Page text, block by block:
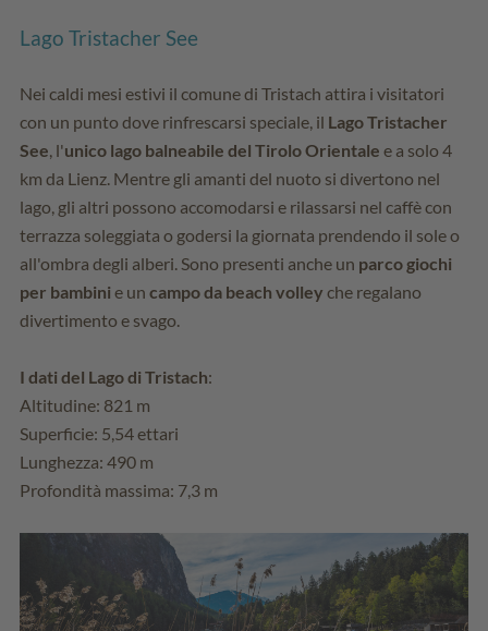
Lago Tristacher See
Nei caldi mesi estivi il comune di Tristach attira i visitatori
con un punto dove rinfrescarsi speciale, il Lago Tristacher
See , l'unico lago balneabile del Tirolo Orientale e a solo 4
km da Lienz. Mentre gli amanti del nuoto si divertono nel
lago, gli altri possono accomodarsi e rilassarsi nel caffè con
terrazza soleggiata o godersi la giornata prendendo il sole o
all'ombra degli alberi. Sono presenti anche un parco giochi
per bambini e un campo da beach volley che regalano
divertimento e svago.
I dati del Lago di Tristach:
Altitudine: 821 m
Superficie: 5,54 ettari
Lunghezza: 490 m
Profondità massima: 7,3 m